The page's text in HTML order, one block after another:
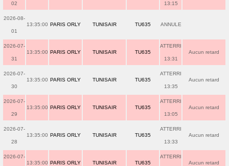
02 13:15
2026-08-
01
13:35:00 PARIS ORLY TUNISAIR TU635 ANNULE
2026-07-
31
13:35:00 PARIS ORLY TUNISAIR TU635
ATTERRI
13:31
Aucun retard
2026-07-
30
13:35:00 PARIS ORLY TUNISAIR TU635
ATTERRI
13:35
Aucun retard
2026-07-
29
13:35:00 PARIS ORLY TUNISAIR TU635
ATTERRI
13:05
Aucun retard
2026-07-
28
13:35:00 PARIS ORLY TUNISAIR TU635
ATTERRI
13:33
Aucun retard
2026-07-
13:35:00 PARIS ORLY TUNISAIR TU635
ATTERRI
Aucun retard